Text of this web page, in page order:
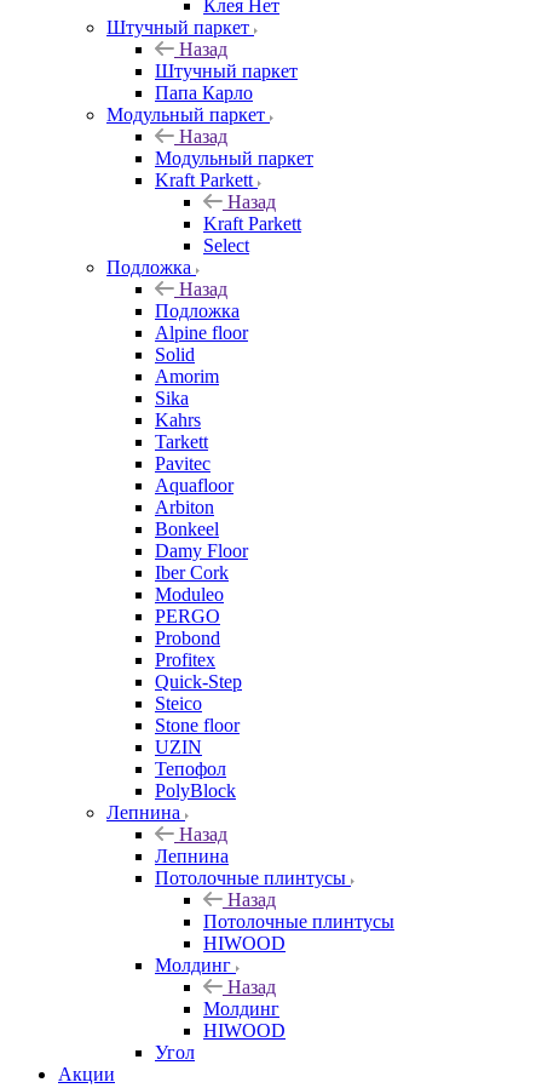
Клея Нет
Штучный паркет
Назад
Штучный паркет
Папа Карло
Модульный паркет
Назад
Модульный паркет
Kraft Parkett
Назад
Kraft Parkett
Select
Подложка
Назад
Подложка
Alpine floor
Solid
Amorim
Sika
Kahrs
Tarkett
Pavitec
Aquafloor
Arbiton
Bonkeel
Damy Floor
Iber Cork
Moduleo
PERGO
Probond
Profitex
Quick-Step
Steico
Stone floor
UZIN
Тепофол
PolyBlock
Лепнина
Назад
Лепнина
Потолочные плинтусы
Назад
Потолочные плинтусы
HIWOOD
Молдинг
Назад
Молдинг
HIWOOD
Угол
Акции